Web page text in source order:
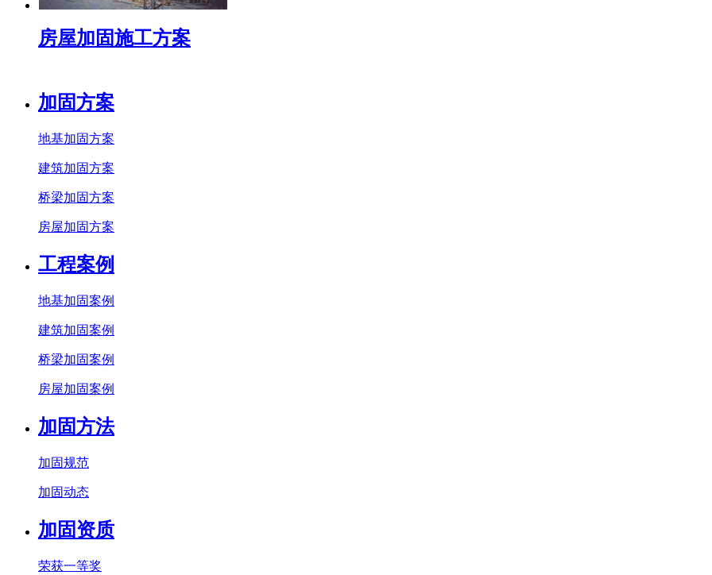
房屋加固施工方案
加固方案
地基加固方案
建筑加固方案
桥梁加固方案
房屋加固方案
工程案例
地基加固案例
建筑加固案例
桥梁加固案例
房屋加固案例
加固方法
加固规范
加固动态
加固资质
荣获一等奖